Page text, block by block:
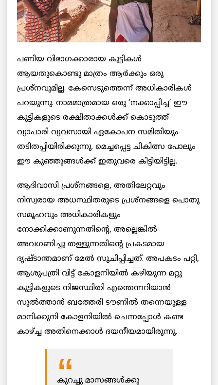
പണിയ വിഭാഗക്കാരായ കുട്ടികള്‍
ആയതുകൊണ്ടു മാത്രം ആര്‍ക്കും ഒരു
പ്രശ്‌നവുമില്ല. കേസെടുത്തെന്ന്‌ അധികാരികള്‍
പറയുന്നു. നാമമാത്രമായ ഒരു ‘നക്കാപ്പിച്ച’ ഈ
കുട്ടികളുടെ രക്ഷിതാക്കള്‍ക്ക് കൊടുത്ത്‌
വ്യാപാരി വ്യവസായി ഏകോപന സമിതിയും
തടിതപ്പിയിരിക്കുന്നു. മെച്ചപ്പെട്ട ചികിത്സ പോലും
ഈ കുഞ്ഞുങ്ങൾക്ക് ഇതുവരെ കിട്ടിയിട്ടില്ല.
ആദിവാസി പ്രശ്‌നങ്ങളെ, അതിലേറ്റവും
നിസ്വരായ അധസ്ഥിതരുടെ പ്രശ്‌നങ്ങളെ പൊതു
സമൂഹവും അധികാരികളും
നോക്കിക്കാണുന്നതിന്റെ, അല്ലെങ്കില്‍
അവഗണിച്ചു തള്ളുന്നതിന്റെ പ്രകടമായ
ദൃഷ്‌ടാന്തമാണ് മേല്‍ സൂചിപ്പിച്ചത്‌. അപകടം പറ്റി,
ആശുപത്രി വിട്ട്‌ കോളനിയില്‍ കഴിയുന്ന മറ്റു
കുട്ടികളുടെ നിജസ്ഥിതി എന്തെന്നറിയാന്‍
സുല്‍ത്താന്‍ ബത്തേരി ടൗണില്‍ തന്നെയുളള
മാനിക്കുനി കോളനിയില്‍ ചെന്നപ്പോള്‍ കണ്ട
കാഴ്‌ച്ച അതിനെക്കാള്‍ ദയനീയമായിരുന്നു.
കുറച്ചു മാസങ്ങള്‍ക്കു